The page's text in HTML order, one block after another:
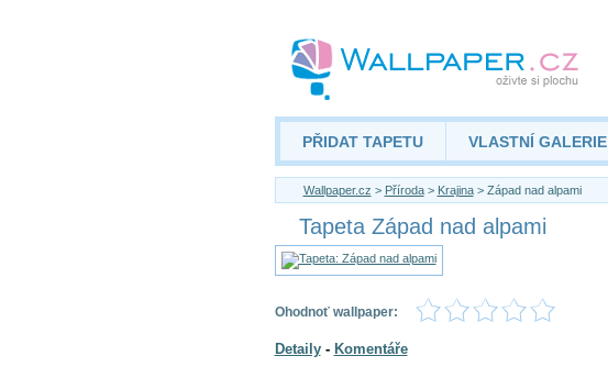
PŘIDAT TAPETU VLASTNÍ GALERIE
Wallpaper.cz > Příroda> Krajina> Západ nad alpami
Tapeta Západ nad alpami
Ohodnoť wallpaper:
Detaily- Komentáře